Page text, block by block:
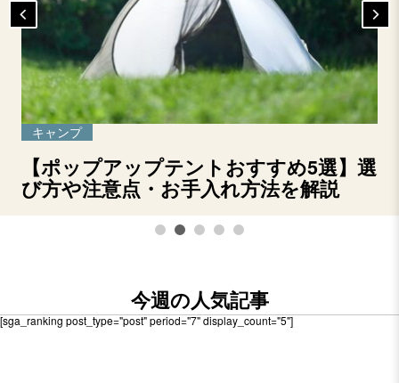
キャンプ
【ポップアップテントおすすめ5選】選
び方や注意点・お手入れ方法を解説
今週の人気記事
[sga_ranking post_type="post" period="7" display_count="5"]